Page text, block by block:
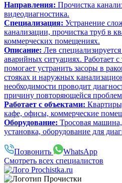
Направления: Прочистка
видеодиагностика.
Специализация: Устранение
канализации, прочистка труб в
коммерческих помещениях.
Описание: Лев
аварийных ситуациях. Работает
помогает устранить засоры в
стояках и наружных
необходимости проводит
причину повторяющейся
Работает с объектами:
кафе, офисы, коммерческие
Оборудование: Тросовая
установка, оборудование для
Позвонить
WhatsApp
Смотреть всех специалистов